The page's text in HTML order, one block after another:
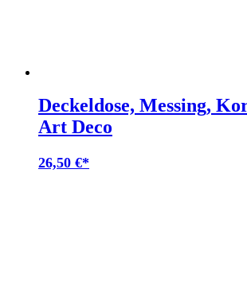
Deckeldose, Messing,
Art Deco
26,50 €